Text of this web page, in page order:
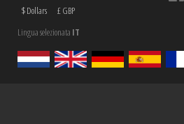
$ Dollars
£ GBP
Lingua selezionata IT